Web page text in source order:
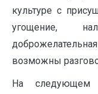
культуре с
угощение,
возможны
На следующем